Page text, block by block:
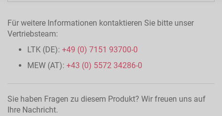
Für weitere Informationen kontaktieren Sie bitte unser
Vertriebsteam:
LTK (DE): +49 (0) 7151 93700-0
MEW (AT): +43 (0) 5572 34286-0
Sie haben Fragen zu diesem Produkt? Wir freuen uns auf
Ihre Nachricht.